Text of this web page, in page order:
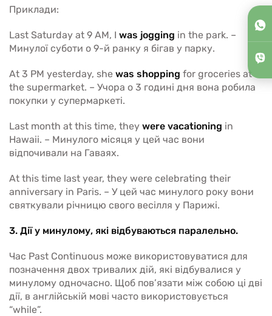
Приклади:
Last Saturday at 9 AM, I was jogging in the park. –
Минулої суботи о 9-й ранку я бігав у парку.
At 3 PM yesterday, she was shopping for groceries at
the supermarket. – Учора о 3 годині дня вона робила
покупки у супермаркеті.
Last month at this time, they were vacationing in
Hawaii. – Минулого місяця у цей час вони
відпочивали на Гаваях.
At this time last year, they were celebrating their
anniversary in Paris. – У цей час минулого року вони
святкували річницю свого весілля у Парижі.
3. Дії у минулому, які відбуваються паралельно.
Час Past Continuous може використовуватися для
позначення двох тривалих дій, які відбувалися у
минулому одночасно. Щоб пов’язати між собою ці дві
дії, в англійській мові часто використовується
“while”.